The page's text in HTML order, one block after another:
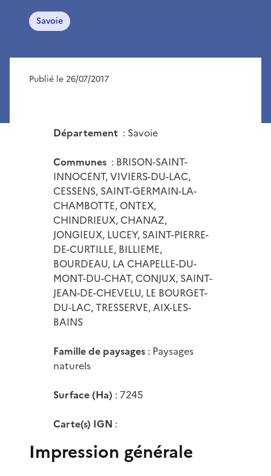
Savoie
Publié le 26/07/2017
Département : Savoie
Communes : BRISON-SAINT-
INNOCENT, VIVIERS-DU-LAC,
CESSENS, SAINT-GERMAIN-LA-
CHAMBOTTE, ONTEX,
CHINDRIEUX, CHANAZ,
JONGIEUX, LUCEY, SAINT-PIERRE-
DE-CURTILLE, BILLIEME,
BOURDEAU, LA CHAPELLE-DU-
MONT-DU-CHAT, CONJUX, SAINT-
JEAN-DE-CHEVELU, LE BOURGET-
DU-LAC, TRESSERVE, AIX-LES-
BAINS
Famille de paysages : Paysages
naturels
Surface (Ha) : 7245
Carte(s) IGN :
Impression générale